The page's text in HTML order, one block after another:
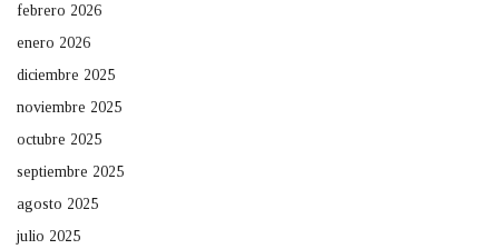
febrero 2026
enero 2026
diciembre 2025
noviembre 2025
octubre 2025
septiembre 2025
agosto 2025
julio 2025